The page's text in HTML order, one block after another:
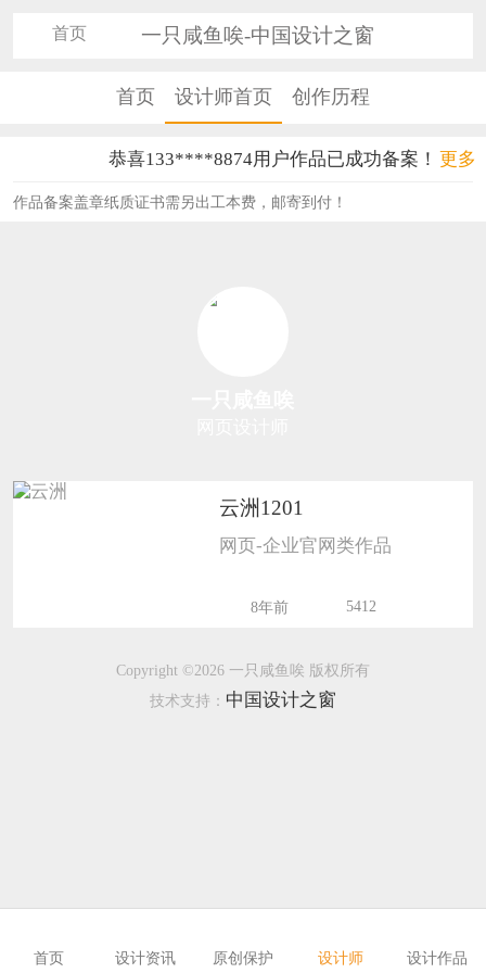
首页 一只咸鱼唉-中国设计之窗
首页 设计师首页 创作历程
恭喜133****8874用户作品已成功备案！
恭喜138****8638用户作品已成功备案！
恭喜133****6466用户作品已成功备案！
恭喜131****1475用户作品已成功备案！
更多
作品备案盖章纸质证书需另出工本费，邮寄到付！
云洲1201
网页-企业官网类作品
8年前 5412
Copyright ©2026 一只咸鱼唉 版权所有
技术支持： 中国设计之窗
首页 设计资讯 原创保护 设计师 设计作品